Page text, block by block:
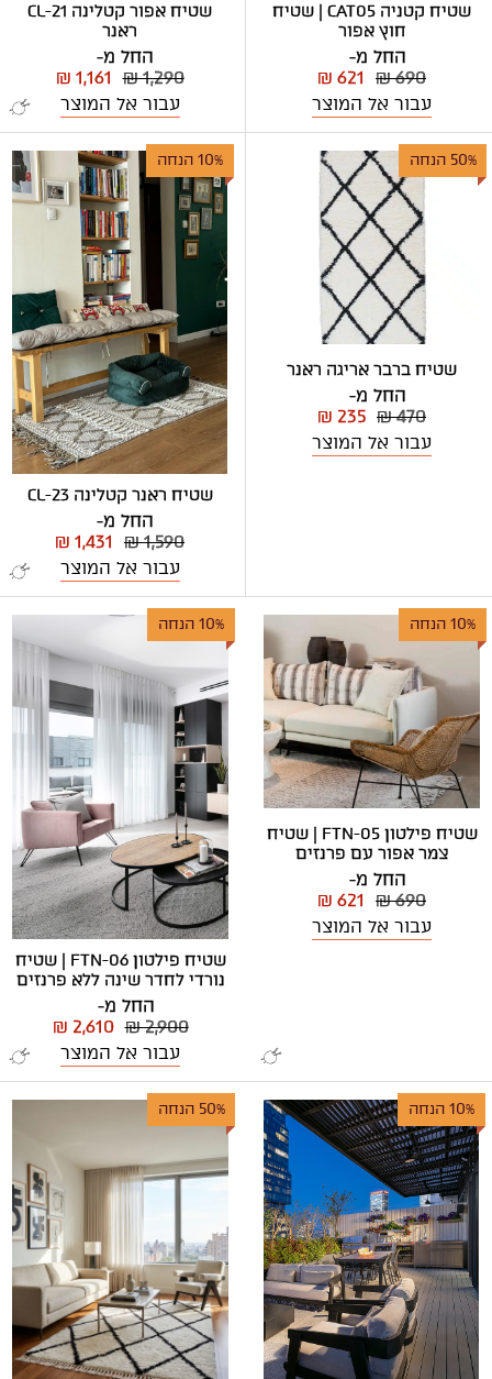
שטיח קטניה CAT05 | שטיח
חוץ אפור
החל מ-
₪ 690
₪ 621
עבור אל המוצר
שטיח אפור קטלינה CL-21
ראנר
החל מ-
₪ 1,290
₪ 1,161
עבור אל המוצר
50% הנחה
שטיח ברבר אריגה ראנר
החל מ-
₪ 470
₪ 235
עבור אל המוצר
10% הנחה
שטיח ראנר קטלינה CL-23
החל מ-
₪ 1,590
₪ 1,431
עבור אל המוצר
10% הנחה
שטיח פילטון FTN-05 | שטיח
צמר אפור עם פרנזים
החל מ-
₪ 690
₪ 621
עבור אל המוצר
10% הנחה
שטיח פילטון FTN-06 | שטיח
נורדי לחדר שינה ללא פרנזים
החל מ-
₪ 2,900
₪ 2,610
עבור אל המוצר
10% הנחה 50% הנחה